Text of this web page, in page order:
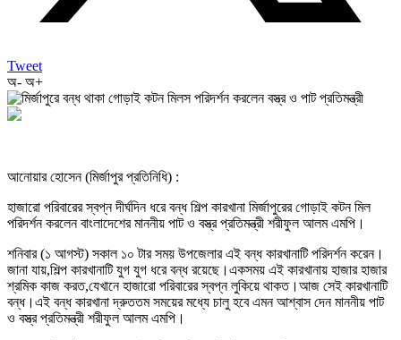
Tweet
অ- অ+
আনোয়ার হোসেন (মির্জাপুর প্রতিনিধি) :
হাজারো পরিবারের স্বপ্ন দীর্ঘদিন ধরে বন্ধ শিল্প কারখানা মির্জাপুরের গোড়াই কটন মিল
পরিদর্শন করলেন বাংলাদেশের মাননীয় পাট ও বস্ত্র প্রতিমন্ত্রী শরীফুল আলম এমপি।
শনিবার (১ আগস্ট) সকাল ১০ টার সময় উপজেলার এই বন্ধ কারখানাটি পরিদর্শন করেন।
জানা যায়,শিল্প কারখানাটি যুগ যুগ ধরে বন্ধ রয়েছে।একসময় এই কারখানায় হাজার হাজার
শ্রমিক কাজ করত,যেখানে হাজারো পরিবারের স্বপ্ন লুকিয়ে থাকত।আজ সেই কারখানাটি
বন্ধ।এই বন্ধ কারখানা দ্রুততম সময়ের মধ্যে চালু হবে এমন আশ্বাস দেন মাননীয় পাট
ও বস্ত্র প্রতিমন্ত্রী শরীফুল আলম এমপি।